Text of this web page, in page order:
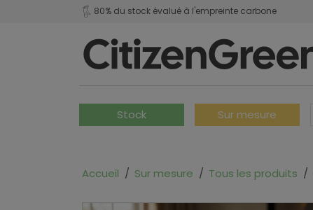
80% du stock évalué à l'empreinte carbone
Stock Sur mesure
Accueil Sur mesure Tous les produits